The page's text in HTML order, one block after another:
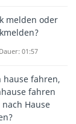
melden oder
01:57
hause fahren,
fahren
Hause